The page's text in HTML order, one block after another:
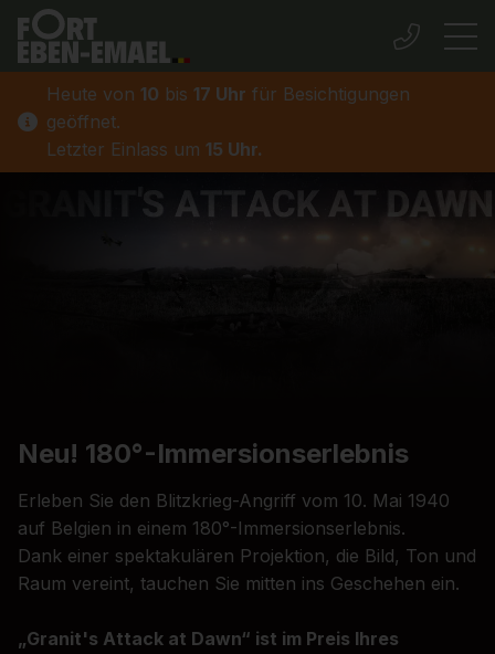
Heute von 10 bis 17 Uhr für Besichtigungen
geöffnet.
Letzter Einlass um 15 Uhr.
Neu! 180°-Immersionserlebnis
Erleben Sie den Blitzkrieg-Angriff vom 10. Mai 1940
auf Belgien in einem 180°-Immersionserlebnis.
Dank einer spektakulären Projektion, die Bild, Ton und
Raum vereint, tauchen Sie mitten ins Geschehen ein.
„Granit's Attack at Dawn“ ist im Preis Ihres